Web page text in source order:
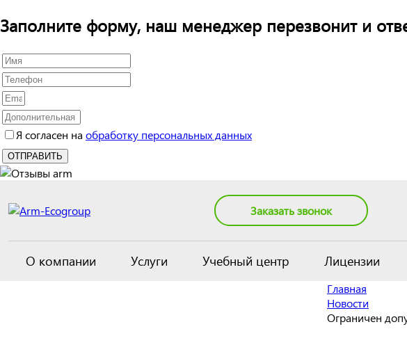
Заполните форму, наш менеджер перезвонит и
Я согласен на обработку персональных данных
Заказать звонок
О компании Услуги Учебный центр Лицензии
Главная
Новости
Ограничен